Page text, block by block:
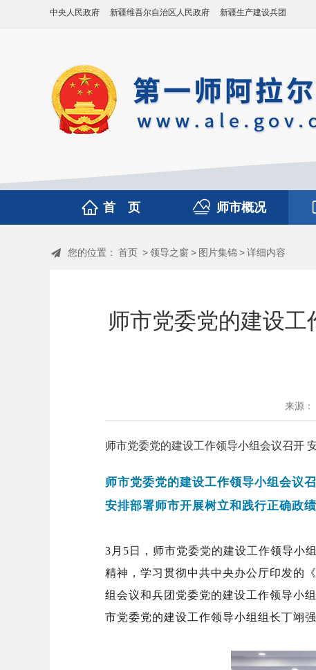
中央人民政府 新疆维吾尔自治区人民政府 新疆生产建设兵团
首 页 师市概况
您的位置： 首页 >领导之窗 > 图片集锦>详细内容
师市党委党的建设
来源：
师市党委党的建设工作领导小组会议召开
师市党委党的建设工作领导小组会议
安排部署师市开展树立和践行正确政
3月5日，师市党委党的建设工作领导小
精神，学习贯彻中共中央办公厅印发的
组会议和兵团党委党的建设工作领导小
市党委党的建设工作领导小组组长丁翊